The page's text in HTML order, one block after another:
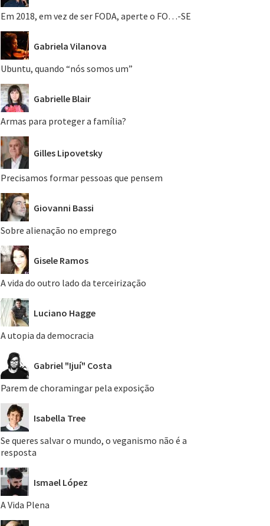
Em 2018, em vez de ser FODA, aperte o FO…-SE
Gabriela Vilanova
Ubuntu, quando “nós somos um”
Gabrielle Blair
Armas para proteger a família?
Gilles Lipovetsky
Precisamos formar pessoas que pensem
Giovanni Bassi
Sobre alienação no emprego
Gisele Ramos
A vida do outro lado da terceirização
Luciano Hagge
A utopia da democracia
Gabriel "Ijuí" Costa
Parem de choramingar pela exposição
Isabella Tree
Se queres salvar o mundo, o veganismo não é a
resposta
Ismael López
A Vida Plena